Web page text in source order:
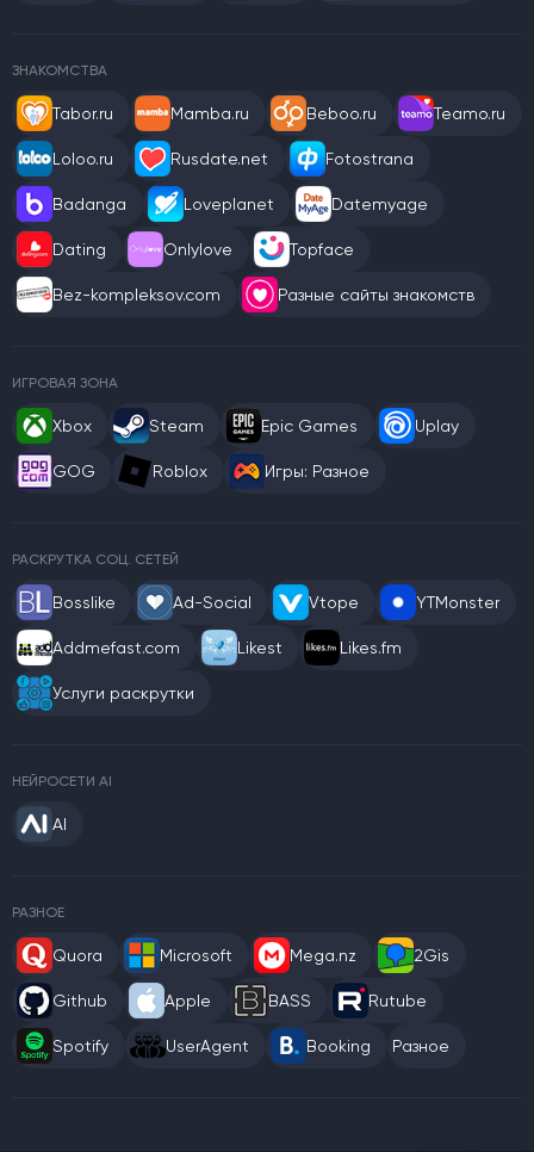
ЗНАКОМСТВА
Tabor.ru Mamba.ru Beboo.ru Teamo.ru
Loloo.ru Rusdate.net Fotostrana
Badanga Loveplanet Datemyage
Dating Onlylove Topface
Bez-kompleksov.com Разные сайты знакомств
ИГРОВАЯ ЗОНА
Xbox Steam Epic Games Uplay
GOG Roblox Игры: Разное
РАСКРУТКА СОЦ. СЕТЕЙ
Bosslike Ad-Social Vtope YTMonster
Addmefast.com Likest Likes.fm
Услуги раскрутки
НЕЙРОСЕТИ AI
AI
РАЗНОЕ
Quora Microsoft Mega.nz 2Gis
Github Apple BASS Rutube
Spotify UserAgent Booking Разное